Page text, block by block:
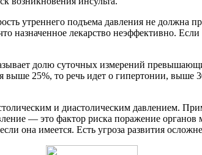
утреннего подъема давления не должна
назначенное лекарство неэффективно.
долю суточных измерений
выше 25%, то речь идет о гипертонии,
и диастолическим давлением.
— это фактор риска поражение
она имеется. Есть угроза развития